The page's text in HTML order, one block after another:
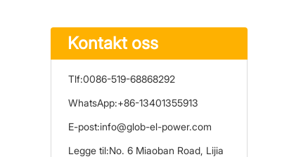
Kontakt oss
Tlf:0086-519-68868292
WhatsApp:+86-13401355913
E-post:info@glob-el-power.com
Legge til:No. 6 Miaoban Road, Lijia